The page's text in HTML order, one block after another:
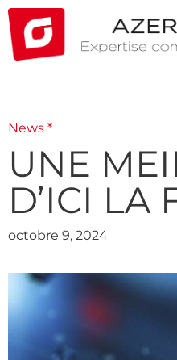
News *
UNE
D’ICI LA
octobre 9, 2024